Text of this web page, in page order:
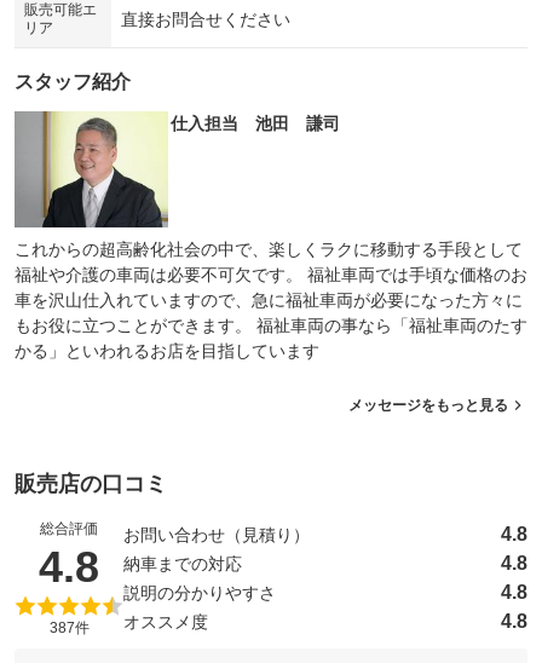
販売可能エ
リア
直接お問合せください
スタッフ紹介
仕入担当 池田 謙司
これからの超高齢化社会の中で、楽しくラクに移動する手段として
福祉や介護の車両は必要不可欠です。 福祉車両では手頃な価格のお
車を沢山仕入れていますので、急に福祉車両が必要になった方々に
もお役に立つことができます。 福祉車両の事なら「福祉車両のたす
かる」といわれるお店を目指しています
メッセージをもっと見る
販売店の口コミ
総合評価
4.8 （5点満点中）
387件
お問い合わせ（見積り） 4.8
納車までの対応 4.8
説明の分かりやすさ 4.8
オススメ度 4.8